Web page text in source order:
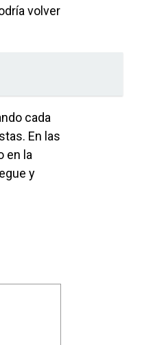
volver
cada
En las
en la
y